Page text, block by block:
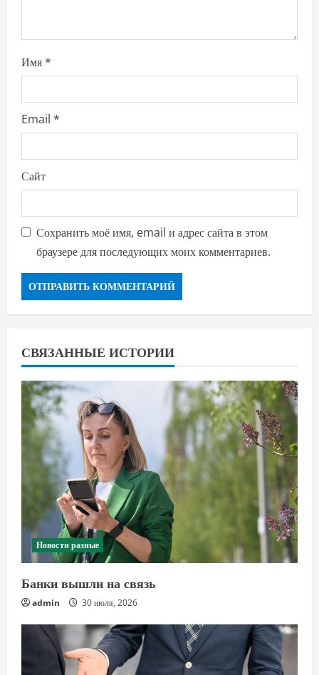
Имя*
Email *
Сайт
Сохранить моё имя, email и адрес сайта в этом
браузере для последующих моих комментариев.
СВЯЗАННЫЕ ИСТОРИИ
Новости разные
Банки вышли на связь
admin 30 июля, 2026